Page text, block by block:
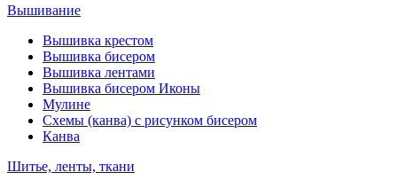
Вышивание
Вышивка крестом
Вышивка бисером
Вышивка лентами
Вышивка бисером Иконы
Мулине
Схемы (канва) с рисунком бисером
Канва
Шитье, ленты, ткани